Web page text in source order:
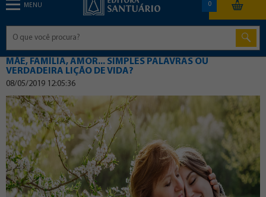
MENU 0
MÃE, FAMÍLIA, AMOR... SIMPLES PALAVRAS OU
VERDADEIRA LIÇÃO DE VIDA?
08/05/2019 12:05:36